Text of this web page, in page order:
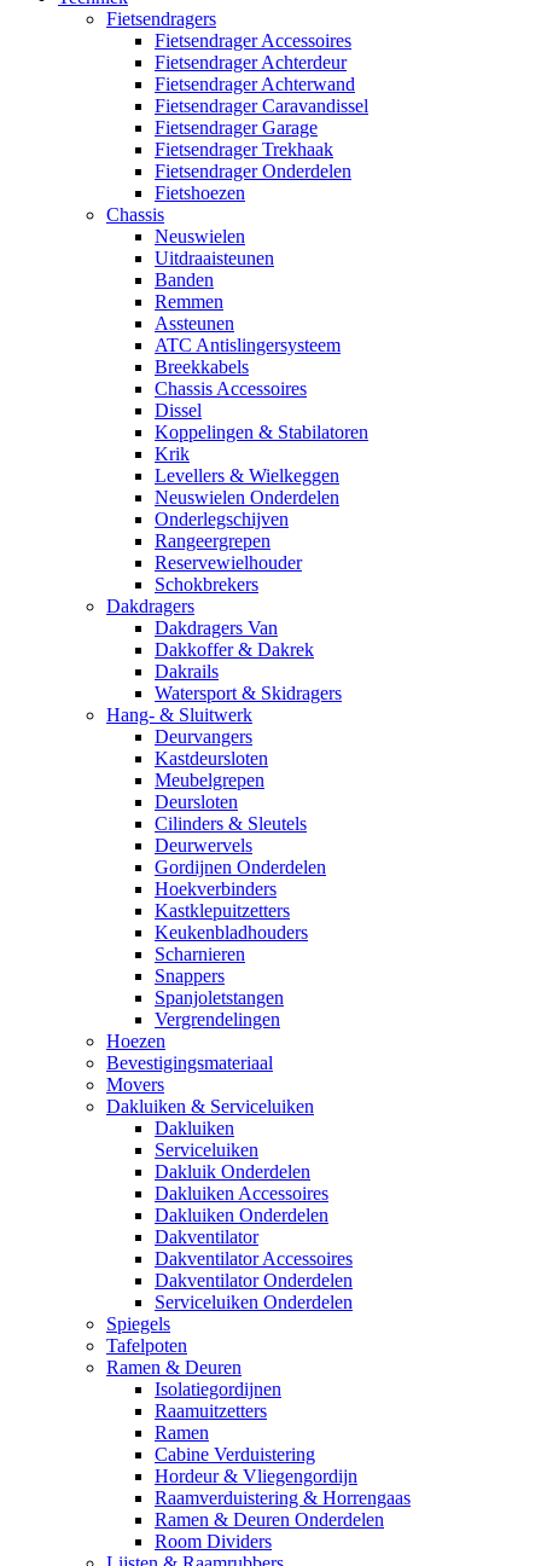
Fietsendragers
Fietsendrager Accessoires
Fietsendrager Achterdeur
Fietsendrager Achterwand
Fietsendrager Caravandissel
Fietsendrager Garage
Fietsendrager Trekhaak
Fietsendrager Onderdelen
Fietshoezen
Chassis
Neuswielen
Uitdraaisteunen
Banden
Remmen
Assteunen
ATC Antislingersysteem
Breekkabels
Chassis Accessoires
Dissel
Koppelingen & Stabilatoren
Krik
Levellers & Wielkeggen
Neuswielen Onderdelen
Onderlegschijven
Rangeergrepen
Reservewielhouder
Schokbrekers
Dakdragers
Dakdragers Van
Dakkoffer & Dakrek
Dakrails
Watersport & Skidragers
Hang- & Sluitwerk
Deurvangers
Kastdeursloten
Meubelgrepen
Deursloten
Cilinders & Sleutels
Deurwervels
Gordijnen Onderdelen
Hoekverbinders
Kastklepuitzetters
Keukenbladhouders
Scharnieren
Snappers
Spanjoletstangen
Vergrendelingen
Hoezen
Bevestigingsmateriaal
Movers
Dakluiken & Serviceluiken
Dakluiken
Serviceluiken
Dakluik Onderdelen
Dakluiken Accessoires
Dakluiken Onderdelen
Dakventilator
Dakventilator Accessoires
Dakventilator Onderdelen
Serviceluiken Onderdelen
Spiegels
Tafelpoten
Ramen & Deuren
Isolatiegordijnen
Raamuitzetters
Ramen
Cabine Verduistering
Hordeur & Vliegengordijn
Raamverduistering & Horrengaas
Ramen & Deuren Onderdelen
Room Dividers